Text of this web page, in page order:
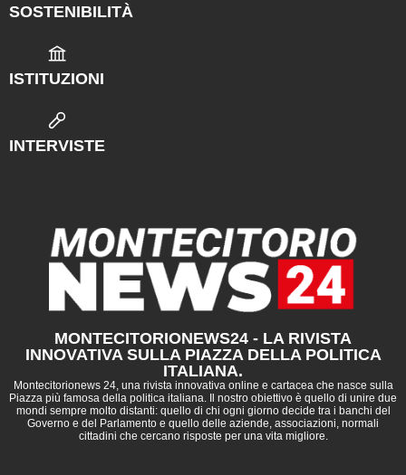
SOSTENIBILITÀ
ISTITUZIONI
INTERVISTE
MONTECITORIONEWS24 - LA RIVISTA
INNOVATIVA SULLA PIAZZA DELLA POLITICA
ITALIANA.
Montecitorionews 24, una rivista innovativa online e cartacea che nasce sulla
Piazza più famosa della politica italiana. Il nostro obiettivo è quello di unire due
mondi sempre molto distanti: quello di chi ogni giorno decide tra i banchi del
Governo e del Parlamento e quello delle aziende, associazioni, normali
cittadini che cercano risposte per una vita migliore.